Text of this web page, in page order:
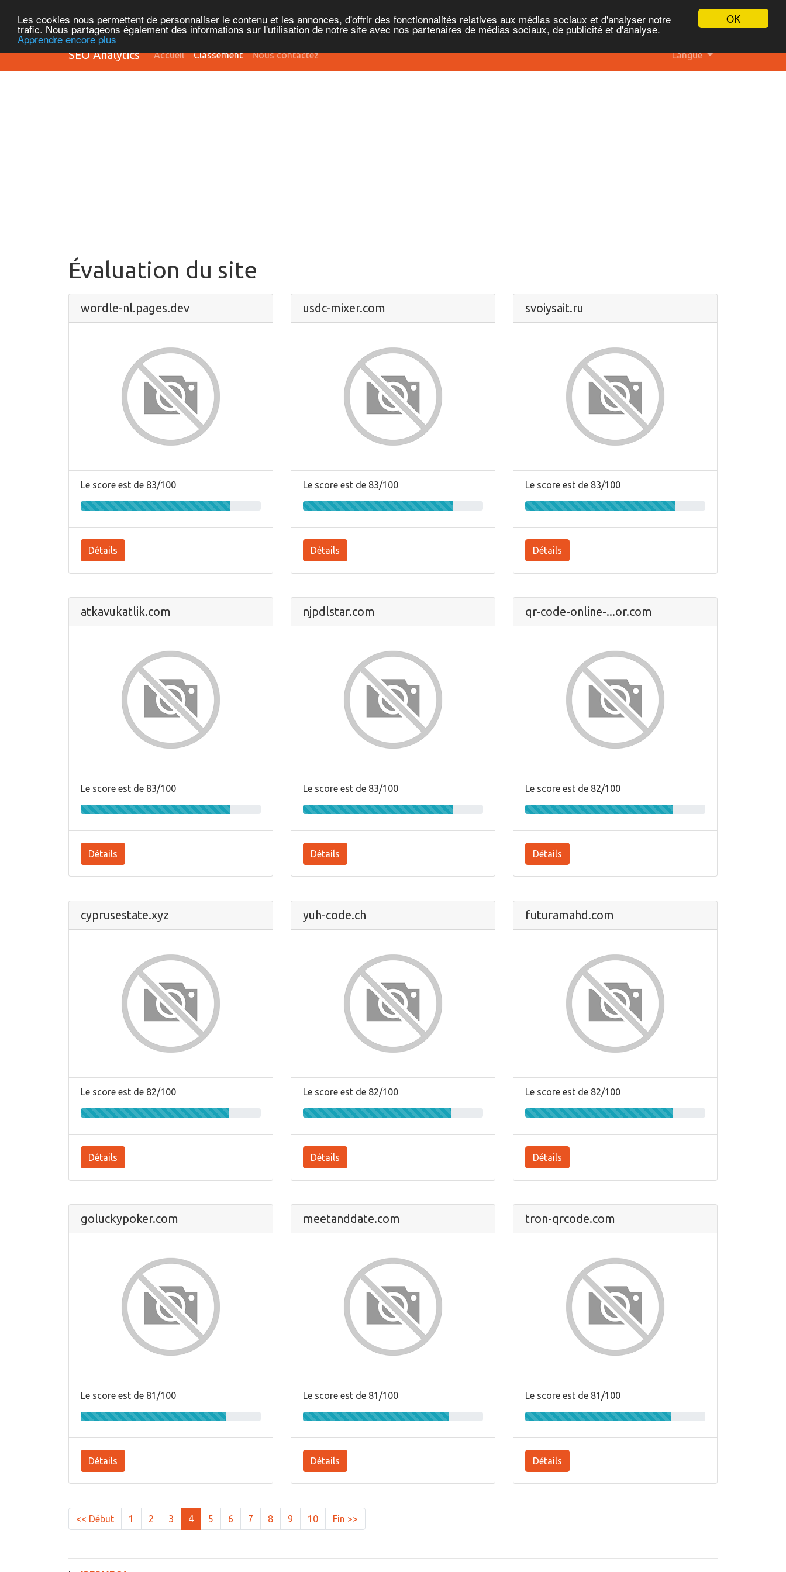
OK
Les cookies nous permettent de personnaliser le contenu et les annonces, d'offrir des fonctionnalités relatives aux médias sociaux et d'analyser notre
trafic. Nous partageons également des informations sur l'utilisation de notre site avec nos partenaires de médias sociaux, de publicité et d'analyse.
Apprendre encore plus
SEO Analytics Accueil Classement Nous contactez Langue
Évaluation du site
wordle-nl.pages.dev
Le score est de 83/100
Détails
usdc-mixer.com
Le score est de 83/100
Détails
svoiysait.ru
Le score est de 83/100
Détails
atkavukatlik.com
Le score est de 83/100
Détails
njpdlstar.com
Le score est de 83/100
Détails
qr-code-online-...or.com
Le score est de 82/100
Détails
cyprusestate.xyz
Le score est de 82/100
Détails
yuh-code.ch
Le score est de 82/100
Détails
futuramahd.com
Le score est de 82/100
Détails
goluckypoker.com
Le score est de 81/100
Détails
meetanddate.com
Le score est de 81/100
Détails
tron-qrcode.com
Le score est de 81/100
Détails
<< Début 1 2 3 4 5 6 7 8 9 10 Fin >>